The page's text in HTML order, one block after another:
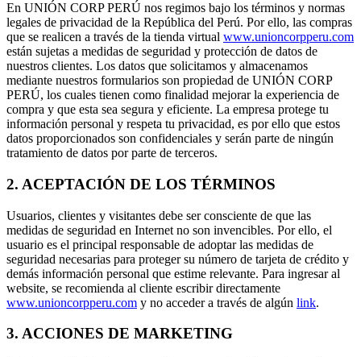
En UNIÓN CORP PERÚ nos regimos bajo los términos y normas
legales de privacidad de la República del Perú. Por ello, las compras
que se realicen a través de la tienda virtual www.unioncorpperu.com
están sujetas a medidas de seguridad y protección de datos de
nuestros clientes. Los datos que solicitamos y almacenamos
mediante nuestros formularios son propiedad de UNIÓN CORP
PERÚ, los cuales tienen como finalidad mejorar la experiencia de
compra y que esta sea segura y eficiente. La empresa protege tu
información personal y respeta tu privacidad, es por ello que estos
datos proporcionados son confidenciales y serán parte de ningún
tratamiento de datos por parte de terceros.
2. ACEPTACIÓN DE LOS TÉRMINOS
Usuarios, clientes y visitantes debe ser consciente de que las
medidas de seguridad en Internet no son invencibles. Por ello, el
usuario es el principal responsable de adoptar las medidas de
seguridad necesarias para proteger su número de tarjeta de crédito y
demás información personal que estime relevante. Para ingresar al
website, se recomienda al cliente escribir directamente
www.unioncorpperu.com y no acceder a través de algún link.
3. ACCIONES DE MARKETING